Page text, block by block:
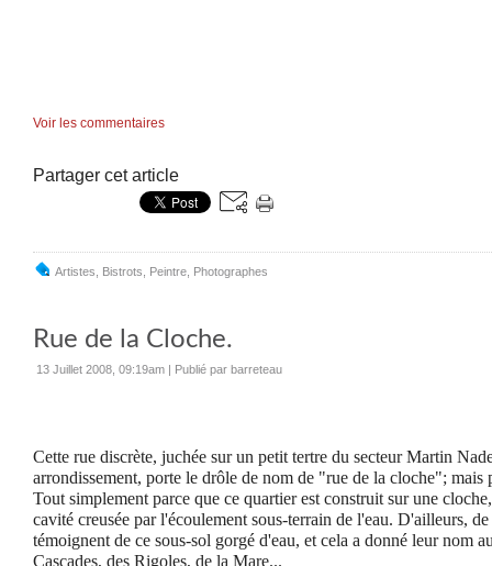
Voir les commentaires
Partager cet article
Artistes Bistrots Peintre Photographes
Rue de la Cloche.
13 Juillet 2008, 09:19am | Publié par barreteau
Cette rue discrète, juchée sur un petit tertre du secteur Martin
arrondissement, porte le drôle de nom de "rue de la cloche"; mais
Tout simplement parce que ce quartier est construit sur une
cavité creusée par l'écoulement sous-terrain de l'eau. D'ailleurs,
témoignent de ce sous-sol gorgé d'eau, et cela a donné leur nom
Cascades, des Rigoles, de la Mare...